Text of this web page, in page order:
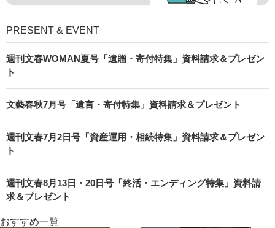
PRESENT & EVENT
週刊文春WOMAN夏号「遺贈・寄付特集」資料請求＆プレゼン
ト
文藝春秋7月号「遺言・寄付特集」資料請求＆プレゼント
週刊文春7月2日号「資産運用・相続特集」資料請求＆プレゼン
ト
週刊文春8月13日・20日号「終活・エンディング特集」資料請
求＆プレゼント
おすすめ一覧